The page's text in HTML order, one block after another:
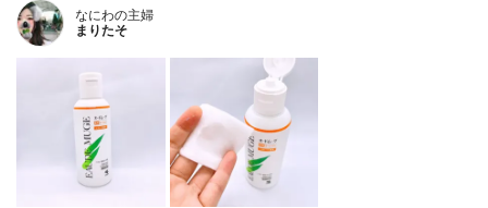
なにわの主婦
まりたそ